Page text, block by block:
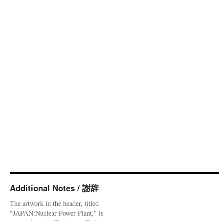
Additional Notes / 謝辞
The artwork in the header, titled
"JAPAN:Nuclear Power Plant," is